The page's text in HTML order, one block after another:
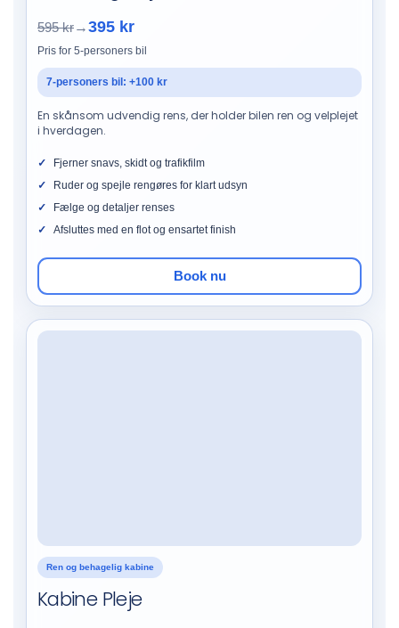
595 kr→395 kr
Pris for 5-personers bil
7-personers bil: +100 kr
En skånsom udvendig rens, der holder bilen ren og velplejet
i hverdagen.
Fjerner snavs, skidt og trafikfilm
Ruder og spejle rengøres for klart udsyn
Fælge og detaljer renses
Afsluttes med en flot og ensartet finish
Book nu
Ren og behagelig kabine
Kabine Pleje